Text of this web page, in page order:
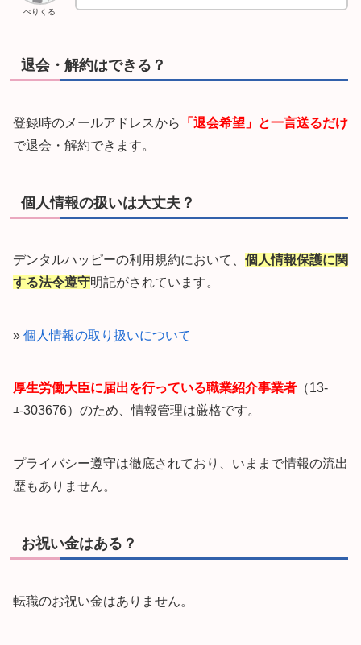
ぺりくる
退会・解約はできる？
登録時のメールアドレスから
「退会希望」と一言送るだけ
で退会・解約できます。
個人情報の扱いは大丈夫？
デンタルハッピーの利用規約において、 個人情報保護に関
する法令遵守明記がされています。
» 個人情報の取り扱いについて
厚生労働大臣に届出を行っている職業紹介事業者 （13-
ﾕ-303676）のため、情報管理は厳格です。
プライバシー遵守は徹底されており、いままで情報の流出
歴もありません。
お祝い金はある？
転職のお祝い金はありません。